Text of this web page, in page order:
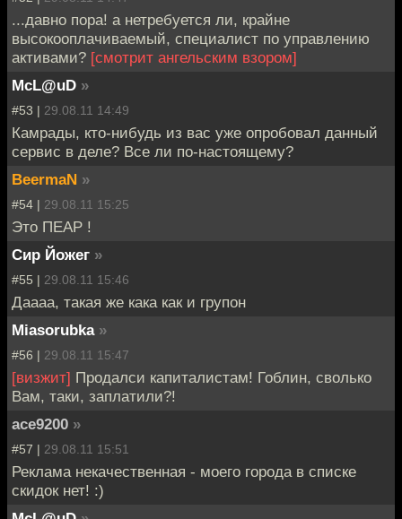
...давно пора! а нетребуется ли, крайне
высокооплачиваемый, специалист по управлению
активами? [смотрит ангельским взором]
McL@uD »
#53 | 29.08.11 14:49
Камрады, кто-нибудь из вас уже опробовал данный
сервис в деле? Все ли по-настоящему?
BeermaN »
#54 | 29.08.11 15:25
Это ПЕАР !
Сир Йожег »
#55 | 29.08.11 15:46
Даааа, такая же кака как и групон
Miasorubka »
#56 | 29.08.11 15:47
[визжит] Продалси капиталистам! Гоблин, сволько
Вам, таки, заплатили?!
ace9200 »
#57 | 29.08.11 15:51
Реклама некачественная - моего города в списке
скидок нет! :)